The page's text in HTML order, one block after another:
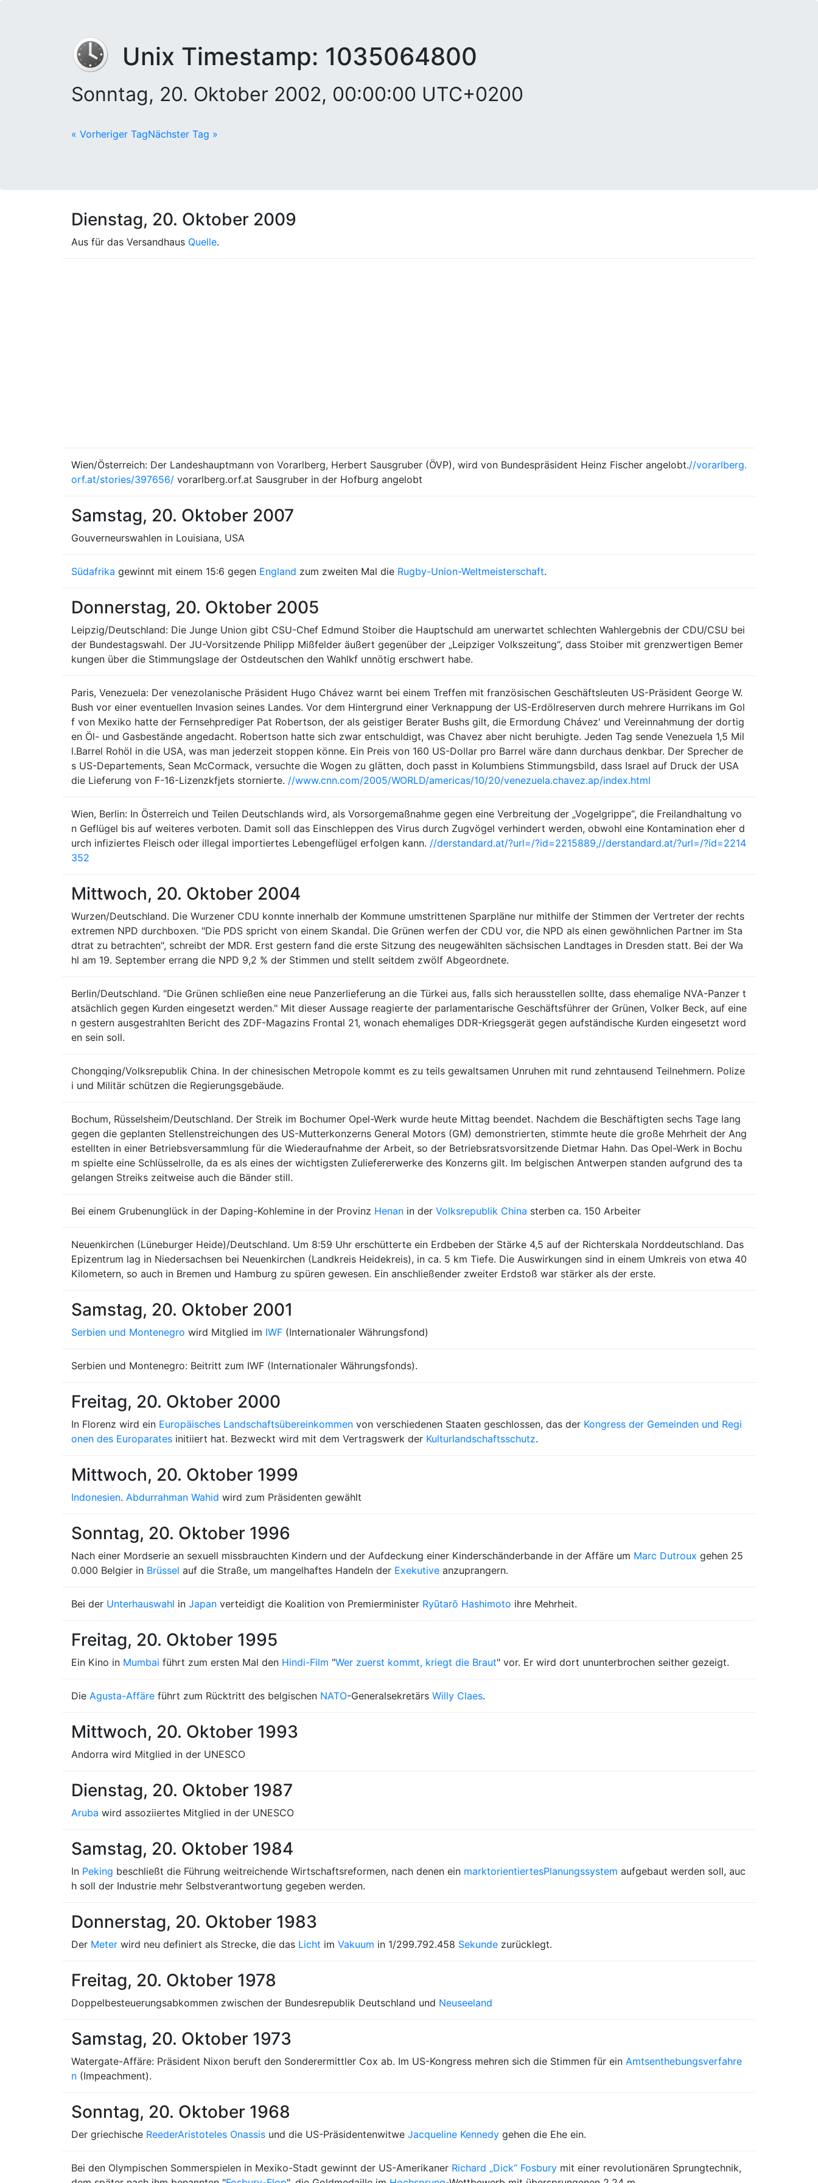
Unix Timestamp: 1035064800
Sonntag, 20. Oktober 2002, 00:00:00 UTC+0200
« Vorheriger TagNächster Tag »
Dienstag, 20. Oktober 2009
Aus für das Versandhaus Quelle.
Wien/Österreich: Der Landeshauptmann von Vorarlberg, Herbert Sausgruber (ÖVP), wird von Bundespräsident Heinz Fischer angelobt.//vorarlberg.
orf.at/stories/397656/ vorarlberg.orf.at Sausgruber in der Hofburg angelobt
Samstag, 20. Oktober 2007
Gouverneurswahlen in Louisiana, USA
Südafrika gewinnt mit einem 15:6 gegen England zum zweiten Mal die Rugby-Union-Weltmeisterschaft.
Donnerstag, 20. Oktober 2005
Leipzig/Deutschland: Die Junge Union gibt CSU-Chef Edmund Stoiber die Hauptschuld am unerwartet schlechten Wahlergebnis der CDU/CSU bei
der Bundestagswahl. Der JU-Vorsitzende Philipp Mißfelder äußert gegenüber der „Leipziger Volkszeitung“, dass Stoiber mit grenzwertigen Bemer
kungen über die Stimmungslage der Ostdeutschen den Wahlkf unnötig erschwert habe.
Paris, Venezuela: Der venezolanische Präsident Hugo Chávez warnt bei einem Treffen mit französischen Geschäftsleuten US-Präsident George W.
Bush vor einer eventuellen Invasion seines Landes. Vor dem Hintergrund einer Verknappung der US-Erdölreserven durch mehrere Hurrikans im Gol
f von Mexiko hatte der Fernsehprediger Pat Robertson, der als geistiger Berater Bushs gilt, die Ermordung Chávez' und Vereinnahmung der dortig
en Öl- und Gasbestände angedacht. Robertson hatte sich zwar entschuldigt, was Chavez aber nicht beruhigte. Jeden Tag sende Venezuela 1,5 Mil
l.Barrel Rohöl in die USA, was man jederzeit stoppen könne. Ein Preis von 160 US-Dollar pro Barrel wäre dann durchaus denkbar. Der Sprecher de
s US-Departements, Sean McCormack, versuchte die Wogen zu glätten, doch passt in Kolumbiens Stimmungsbild, dass Israel auf Druck der USA
die Lieferung von F-16-Lizenzkfjets stornierte. //www.cnn.com/2005/WORLD/americas/10/20/venezuela.chavez.ap/index.html
Wien, Berlin: In Österreich und Teilen Deutschlands wird, als Vorsorgemaßnahme gegen eine Verbreitung der „Vogelgrippe“, die Freilandhaltung vo
n Geflügel bis auf weiteres verboten. Damit soll das Einschleppen des Virus durch Zugvögel verhindert werden, obwohl eine Kontamination eher d
urch infiziertes Fleisch oder illegal importiertes Lebengeflügel erfolgen kann. //derstandard.at/?url=/?id=2215889,//derstandard.at/?url=/?id=2214
352
Mittwoch, 20. Oktober 2004
Wurzen/Deutschland. Die Wurzener CDU konnte innerhalb der Kommune umstrittenen Sparpläne nur mithilfe der Stimmen der Vertreter der rechts
extremen NPD durchboxen. "Die PDS spricht von einem Skandal. Die Grünen werfen der CDU vor, die NPD als einen gewöhnlichen Partner im Sta
dtrat zu betrachten", schreibt der MDR. Erst gestern fand die erste Sitzung des neugewählten sächsischen Landtages in Dresden statt. Bei der Wa
hl am 19. September errang die NPD 9,2 % der Stimmen und stellt seitdem zwölf Abgeordnete.
Berlin/Deutschland. "Die Grünen schließen eine neue Panzerlieferung an die Türkei aus, falls sich herausstellen sollte, dass ehemalige NVA-Panzer t
atsächlich gegen Kurden eingesetzt werden." Mit dieser Aussage reagierte der parlamentarische Geschäftsführer der Grünen, Volker Beck, auf eine
n gestern ausgestrahlten Bericht des ZDF-Magazins Frontal 21, wonach ehemaliges DDR-Kriegsgerät gegen aufständische Kurden eingesetzt word
en sein soll.
Chongqing/Volksrepublik China. In der chinesischen Metropole kommt es zu teils gewaltsamen Unruhen mit rund zehntausend Teilnehmern. Polize
i und Militär schützen die Regierungsgebäude.
Bochum, Rüsselsheim/Deutschland. Der Streik im Bochumer Opel-Werk wurde heute Mittag beendet. Nachdem die Beschäftigten sechs Tage lang
gegen die geplanten Stellenstreichungen des US-Mutterkonzerns General Motors (GM) demonstrierten, stimmte heute die große Mehrheit der Ang
estellten in einer Betriebsversammlung für die Wiederaufnahme der Arbeit, so der Betriebsratsvorsitzende Dietmar Hahn. Das Opel-Werk in Bochu
m spielte eine Schlüsselrolle, da es als eines der wichtigsten Zuliefererwerke des Konzerns gilt. Im belgischen Antwerpen standen aufgrund des ta
gelangen Streiks zeitweise auch die Bänder still.
Bei einem Grubenunglück in der Daping-Kohlemine in der Provinz Henan in der Volksrepublik China sterben ca. 150 Arbeiter
Neuenkirchen (Lüneburger Heide)/Deutschland. Um 8:59 Uhr erschütterte ein Erdbeben der Stärke 4,5 auf der Richterskala Norddeutschland. Das
Epizentrum lag in Niedersachsen bei Neuenkirchen (Landkreis Heidekreis), in ca. 5 km Tiefe. Die Auswirkungen sind in einem Umkreis von etwa 40
Kilometern, so auch in Bremen und Hamburg zu spüren gewesen. Ein anschließender zweiter Erdstoß war stärker als der erste.
Samstag, 20. Oktober 2001
Serbien und Montenegro wird Mitglied im IWF (Internationaler Währungsfond)
Serbien und Montenegro: Beitritt zum IWF (Internationaler Währungsfonds).
Freitag, 20. Oktober 2000
In Florenz wird ein Europäisches Landschaftsübereinkommen von verschiedenen Staaten geschlossen, das der Kongress der Gemeinden und Regi
onen des Europarates initiiert hat. Bezweckt wird mit dem Vertragswerk der Kulturlandschaftsschutz.
Mittwoch, 20. Oktober 1999
Indonesien. Abdurrahman Wahid wird zum Präsidenten gewählt
Sonntag, 20. Oktober 1996
Nach einer Mordserie an sexuell missbrauchten Kindern und der Aufdeckung einer Kinderschänderbande in der Affäre um Marc Dutroux gehen 25
0.000 Belgier in Brüssel auf die Straße, um mangelhaftes Handeln der Exekutive anzuprangern.
Bei der Unterhauswahl in Japan verteidigt die Koalition von Premierminister Ryūtarō Hashimoto ihre Mehrheit.
Freitag, 20. Oktober 1995
Ein Kino in Mumbai führt zum ersten Mal den Hindi-Film "Wer zuerst kommt, kriegt die Braut" vor. Er wird dort ununterbrochen seither gezeigt.
Die Agusta-Affäre führt zum Rücktritt des belgischen NATO-Generalsekretärs Willy Claes.
Mittwoch, 20. Oktober 1993
Andorra wird Mitglied in der UNESCO
Dienstag, 20. Oktober 1987
Aruba wird assoziiertes Mitglied in der UNESCO
Samstag, 20. Oktober 1984
In Peking beschließt die Führung weitreichende Wirtschaftsreformen, nach denen ein marktorientiertesPlanungssystem aufgebaut werden soll, auc
h soll der Industrie mehr Selbstverantwortung gegeben werden.
Donnerstag, 20. Oktober 1983
Der Meter wird neu definiert als Strecke, die das Licht im Vakuum in 1/299.792.458 Sekunde zurücklegt.
Freitag, 20. Oktober 1978
Doppelbesteuerungsabkommen zwischen der Bundesrepublik Deutschland und Neuseeland
Samstag, 20. Oktober 1973
Watergate-Affäre: Präsident Nixon beruft den Sonderermittler Cox ab. Im US-Kongress mehren sich die Stimmen für ein Amtsenthebungsverfahre
n (Impeachment).
Sonntag, 20. Oktober 1968
Der griechische ReederAristoteles Onassis und die US-Präsidentenwitwe Jacqueline Kennedy gehen die Ehe ein.
Bei den Olympischen Sommerspielen in Mexiko-Stadt gewinnt der US-Amerikaner Richard „Dick“ Fosbury mit einer revolutionären Sprungtechnik,